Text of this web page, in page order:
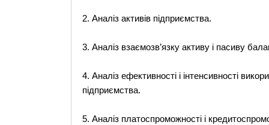
2. Аналіз активів підприємства.
3. Аналіз взаємозв’язку активу і пасиву
4. Аналіз ефективності і інтенсивності
підприємства.
5. Аналіз платоспроможності і